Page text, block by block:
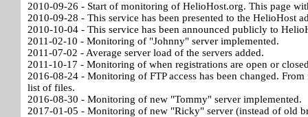
2010-09-26 - Start of monitoring of HelioHost.org. This page
2010-09-28 - This service has been presented to the HelioHost
2010-10-04 - This service has been announced publicly to
2011-02-10 - Monitoring of "Johnny" server implemented.
2011-07-02 - Average server load of the servers added.
2011-10-17 - Monitoring of when registrations are open or
2016-08-24 - Monitoring of FTP access has been changed.
list of files.
2016-08-30 - Monitoring of new "Tommy" server implemented.
2017-01-05 - Monitoring of new "Ricky" server (instead of old